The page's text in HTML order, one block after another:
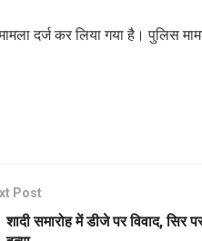
दर्ज कर लिया गया है। पुलिस
Post
शादी समारोह में डीजे पर विवाद, सिर